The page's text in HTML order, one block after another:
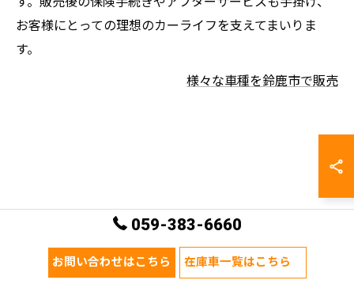
お客様にとっての理想のカーライフを支えてまいりま
す。
様々な車種を鈴鹿市で販売
059-383-6660
お問い合わせはこちら 在庫車一覧はこちら